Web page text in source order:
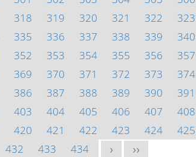
318 319 320 321 322 323
335 336 337 338 339 340
352 353 354 355 356 357
369 370 371 372 373 374
386 387 388 389 390 391
403 404 405 406 407 408
420 421 422 423 424 425
432 433 434 > >>